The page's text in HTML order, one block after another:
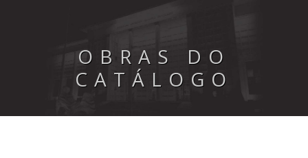
OBRAS DO
CATÁLOGO